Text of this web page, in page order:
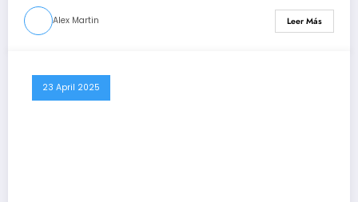
Alex Martin Leer Más
23 April 2025